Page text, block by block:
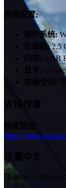
推荐配置:
操作系统:
处理器:2.5
内存: 4 GB
显卡:
存储空间:
支持作者
购买链接：
https://
设置中文
Options-